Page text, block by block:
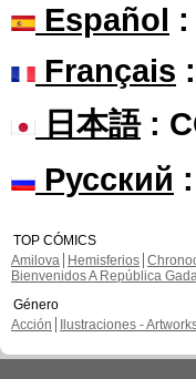
Español :
Français
日本語:
Русский
TOP CÓMICS
Amilova
Hemisferios
Bienvenidos A República
Género
Acción
Ilustraciones -